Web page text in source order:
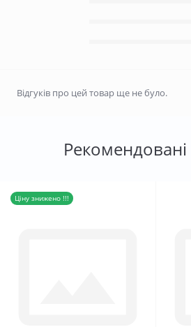
Відгуків про цей товар ще не було.
Ціну знижено !!!